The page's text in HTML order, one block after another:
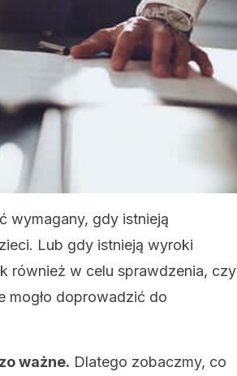
wymagany, gdy istnieją
Lub gdy istnieją wyroki
również w celu sprawdzenia, czy
mogło doprowadzić do
ważne. Dlatego zobaczmy, co